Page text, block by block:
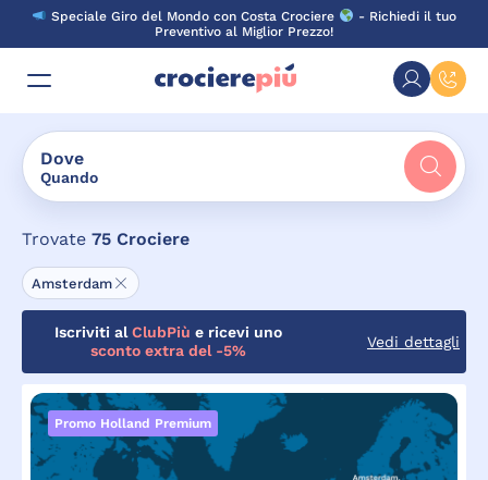
Skip
content
Speciale Giro del Mondo con Costa Crociere
- Richiedi il tuo
Preventivo al Miglior Prezzo!
Trovate 75 Crociere
Dove
Quando
Amsterdam
Iscriviti alClubPiù e ricevi uno
sconto extra del -5%
Vedi dettagli
Promo Holland Premium